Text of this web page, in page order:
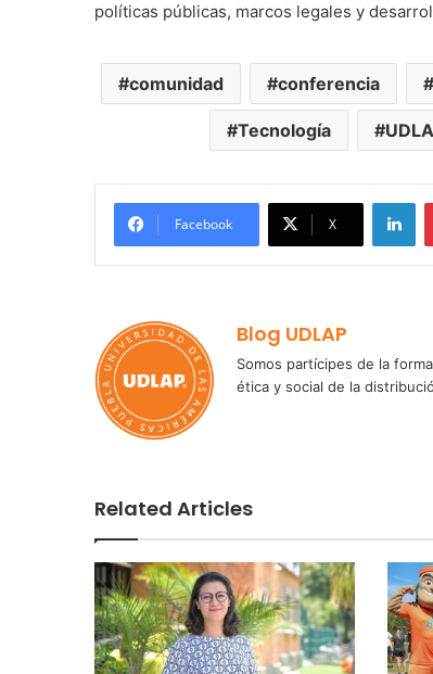
políticas públicas, marcos legales y
comunidad conferencia
Tecnología
Facebook X
Blog UDLAP
Somos partícipes de la
ética y social de la
Related Articles